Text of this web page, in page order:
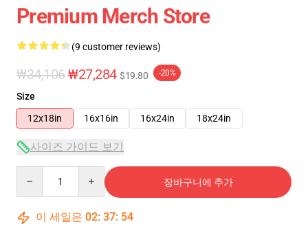
Premium Merch Store
(9 customer reviews)
₩34,106₩27,284 $19.80 -20%
Size
12x18in
16x16in 16x24in 18x24in
사이즈 가이드 보기
장바구니에 추가
이 세일은 02: 37: 53